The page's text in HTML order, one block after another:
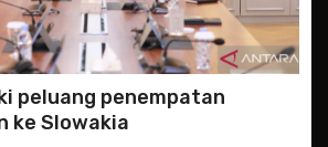
peluang penempatan
ke Slowakia